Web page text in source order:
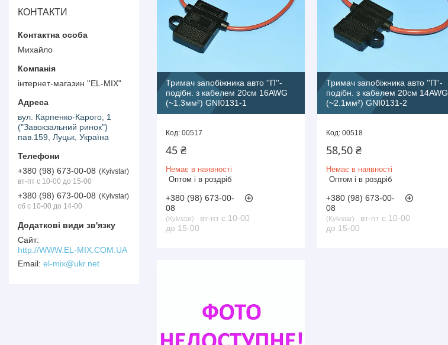
Тримач запобіжника авто ''П''-
подібн. з кабелем 20см 16AWG
(~1.3мм²) GNI0131-1
00517
45 ₴
Немає в наявності
Оптом і в роздріб
+380 (98) 673-00-
08
Kyivstar
вт-пт с 10-00
до 15-00
Тримач запобіжника авто ''П''-
подібн. з кабелем 20см 14AWG
(~2.1мм²) GNI0131-2
00518
58,50 ₴
Немає в наявності
Оптом і в роздріб
+380 (98) 673-00-
08
Kyivstar
вт-пт с 10-00
до 15-00
КОНТАКТИ
Михайло
інтернет-магазин ''EL-MIX"
вул. Карпенко-Карого, 1
("Завокзальний ринок")
пав.159, Луцьк, Україна
+380 (98) 673-00-08
Kyivstar
вт-пт с 10-00 до 15-00
+380 (98) 673-00-08
Kyivstar
сб с 10-00 до 14-00
http://WWW.EL-MIX.COM.UA
el-mix@ukr.net